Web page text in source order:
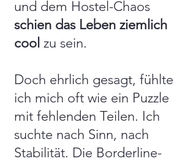
und dem Hostel-Chaos
schien das Leben ziemlich
cool zu sein.
Doch ehrlich gesagt, fühlte
ich mich oft wie ein Puzzle
mit fehlenden Teilen. Ich
suchte nach Sinn, nach
Stabilität. Die Borderline-